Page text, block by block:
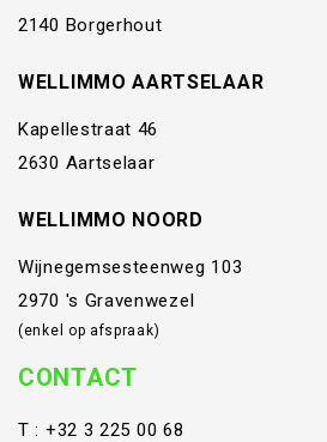
2140 Borgerhout
WELLIMMO AARTSELAAR
Kapellestraat 46
2630 Aartselaar
WELLIMMO NOORD
Wijnegemsesteenweg 103
2970 's Gravenwezel
(enkel op afspraak)
CONTACT
T : +32 3 225 00 68